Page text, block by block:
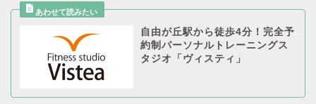
自由が丘駅から徒歩4分！完全予
約制パーソナルトレーニングス
タジオ「ヴィスティ」